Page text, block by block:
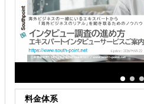
お金周りのサポートしてほしい
料金体系